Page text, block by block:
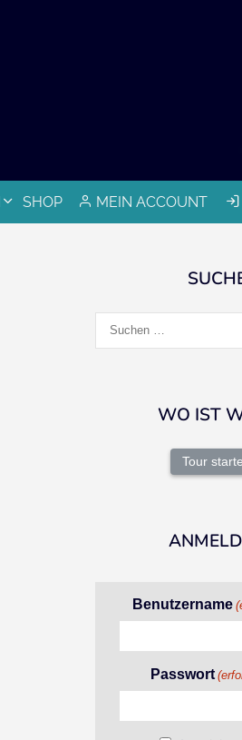
MEIN ACCOUNT
SHOP
nach:
WO IST
Tour
Benutzername
Passwort